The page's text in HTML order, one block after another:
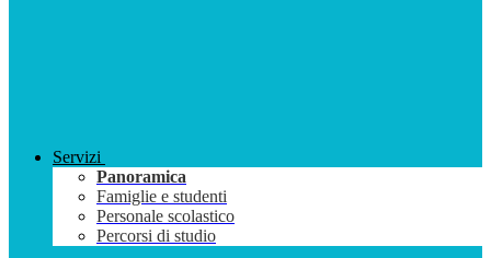
Servizi
Panoramica
Famiglie e studenti
Personale scolastico
Percorsi di studio